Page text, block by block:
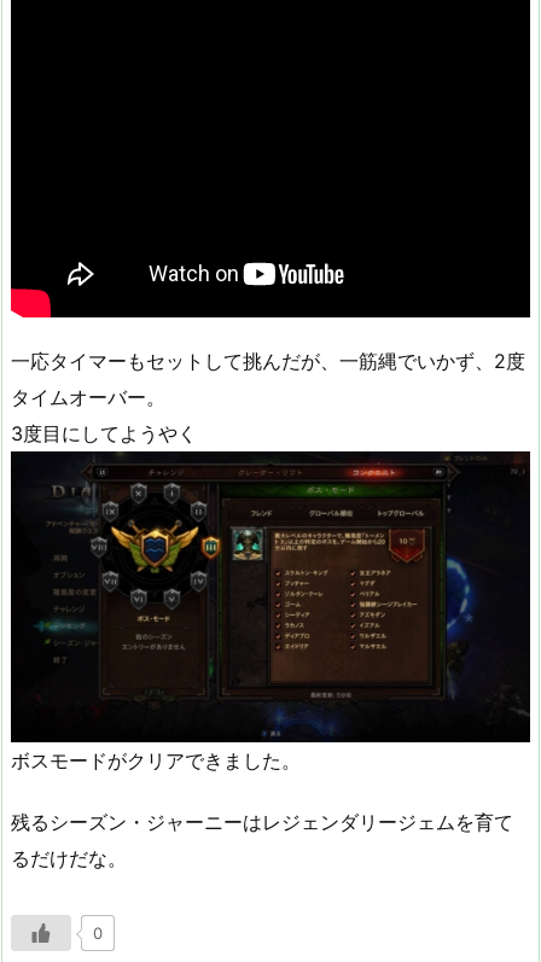
一応タイマーもセットして挑んだが、一筋縄でいかず、2度
タイムオーバー。
3度目にしてようやく
ボスモードがクリアできました。
残るシーズン・ジャーニーはレジェンダリージェムを育て
るだけだな。
0